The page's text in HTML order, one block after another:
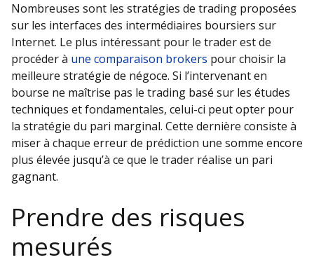
Nombreuses sont les stratégies de trading proposées
sur les interfaces des intermédiaires boursiers sur
Internet. Le plus intéressant pour le trader est de
procéder à une comparaison brokers pour choisir la
meilleure stratégie de négoce. Si l’intervenant en
bourse ne maîtrise pas le trading basé sur les études
techniques et fondamentales, celui-ci peut opter pour
la stratégie du pari marginal. Cette dernière consiste à
miser à chaque erreur de prédiction une somme encore
plus élevée jusqu’à ce que le trader réalise un pari
gagnant.
Prendre des risques
mesurés